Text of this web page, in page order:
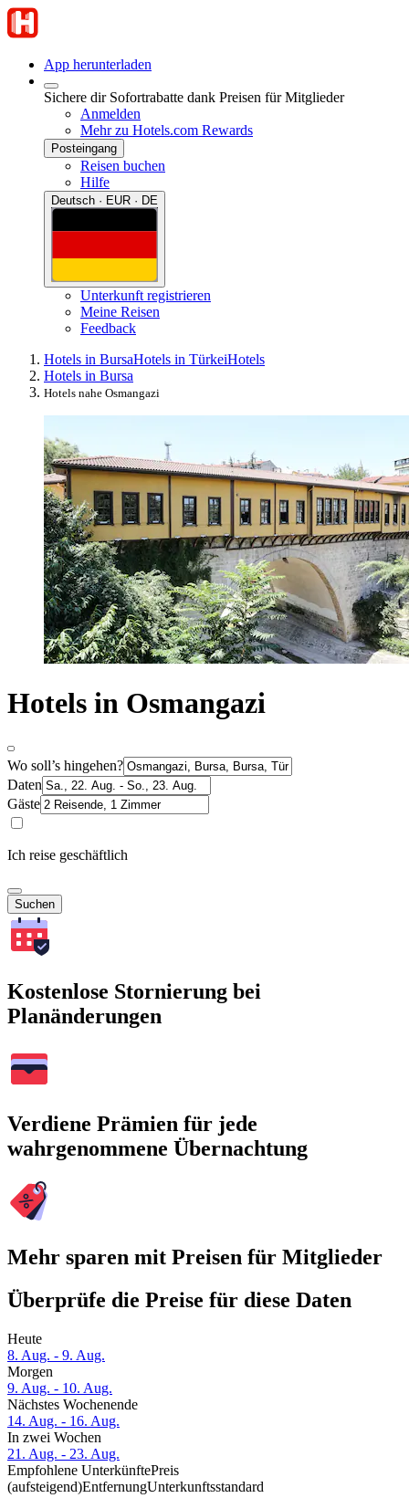
App herunterladen
Sichere dir Sofortrabatte dank Preisen für Mitglieder
Anmelden
Mehr zu Hotels.com Rewards
Posteingang
Reisen buchen
Hilfe
Deutsch · EUR · DE
Unterkunft registrieren
Meine Reisen
Feedback
Hotels in BursaHotels in TürkeiHotels
Hotels in Bursa
Hotels nahe Osmangazi
Hotels in Osmangazi
Wo soll’s hingehen?
Daten
Gäste
Ich reise geschäftlich
Suchen
Kostenlose Stornierung bei
Planänderungen
Verdiene Prämien für jede
wahrgenommene Übernachtung
Mehr sparen mit Preisen für Mitglieder
Überprüfe die Preise für diese Daten
Heute
8. Aug. - 9. Aug.
Morgen
9. Aug. - 10. Aug.
Nächstes Wochenende
14. Aug. - 16. Aug.
In zwei Wochen
21. Aug. - 23. Aug.
Empfohlene UnterkünftePreis
(aufsteigend)EntfernungUnterkunftsstandard